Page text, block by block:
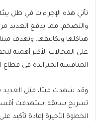
تأتي هذه الإجراءات في ظل
والتضخم، مما يدفع العديد
هياكلها وتكاليفها. وتهدف
على المجالات الأكثر أهمية
المنافسة المتزايدة في قطاع
وقد شهدت ميتا، مثل العديد
تسريح سابقة استهدفت
الخطوة الأخيرة إعادة تأكيد